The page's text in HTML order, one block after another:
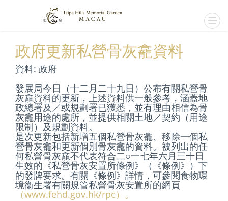
政府更新私營骨灰龕資料
資料: 政府
發展局今日（十二月二十九日）公布有關私營骨
灰龕資料的更新，上述資料供一般參考，涵蓋地
政總署及／或規劃署已獲悉，並有理由相信為骨
灰龕用途的處所，並提供相關土地／契約（用途
限制）及規劃資料。
是次更新包括新增五個私營骨灰龕、移除一個私
營骨灰龕和更新個別骨灰龕的資料。被列出的任
何私營骨灰龕不代表符合二○一七年六月三十日
生效的《私營骨灰安置所條例》（《條例》）下
的發牌要求。有關《條例》詳情，可參閱食物環
境衞生署有關規管私營骨灰安置所的網頁
（www.fehd.gov.hk/rpc）。